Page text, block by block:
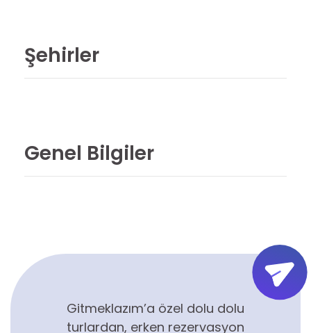
Şehirler
Genel Bilgiler
Gitmeklazım’a özel dolu dolu
turlardan, erken rezervasyon